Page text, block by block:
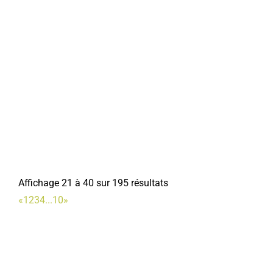
Affichage 21 à 40 sur 195 résultats
«1234...10»